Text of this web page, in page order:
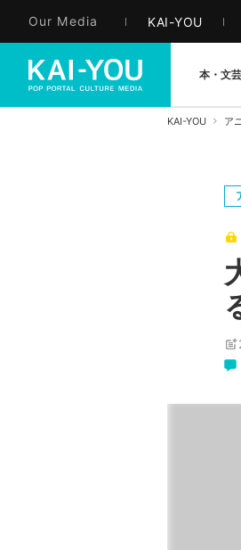
Our Media KAI-YOU
本・文芸
KAI-YOU ア